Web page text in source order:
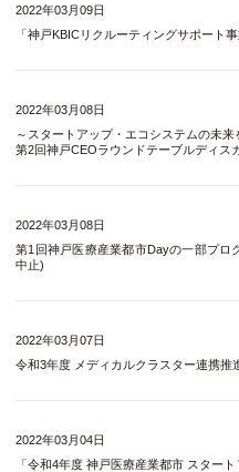
2022年03月09日
「神戸KBICリクルーティングサポー
2022年03月08日
～スタートアップ・エコシステムの未来
第2回神戸CEOラウンドテーブルディス
2022年03月08日
第1回神戸医療産業都市Dayの一部プロ
中止)
2022年03月07日
令和3年度 メディカルクラスター連携推
2022年03月04日
「令和4年度 神戸医療産業都市 スター